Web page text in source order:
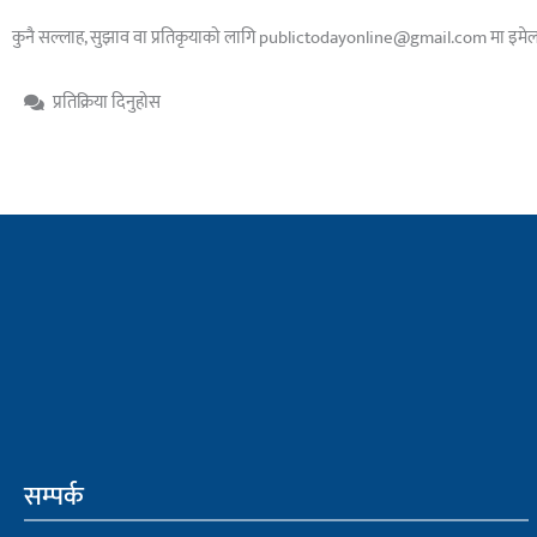
कुनै सल्लाह, सुझाव वा प्रतिकृयाको लागि publictodayonline@gmail.com मा
प्रतिक्रिया दिनुहोस​
सम्पर्क